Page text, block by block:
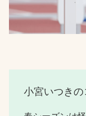
小宮いつきの